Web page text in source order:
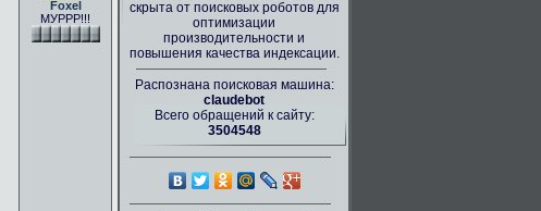
Foxel
МУРРР!!!
скрыта от поисковых роботов для
оптимизации
производительности и
повышения качества индексации.
Распознана поисковая машина:
claudebot
Всего обращений к сайту:
3504548